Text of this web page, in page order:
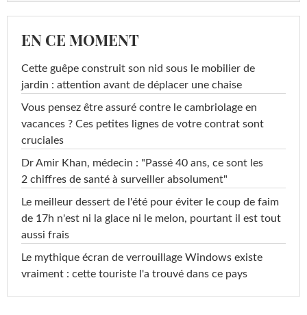
EN CE MOMENT
Cette guêpe construit son nid sous le mobilier de
jardin : attention avant de déplacer une chaise
Vous pensez être assuré contre le cambriolage en
vacances ? Ces petites lignes de votre contrat sont
cruciales
Dr Amir Khan, médecin : "Passé 40 ans, ce sont les
2 chiffres de santé à surveiller absolument"
Le meilleur dessert de l'été pour éviter le coup de faim
de 17h n'est ni la glace ni le melon, pourtant il est tout
aussi frais
Le mythique écran de verrouillage Windows existe
vraiment : cette touriste l'a trouvé dans ce pays